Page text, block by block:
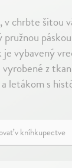
v chrbte šitou
je vybavený
z
letákom s
v kníhkupectve